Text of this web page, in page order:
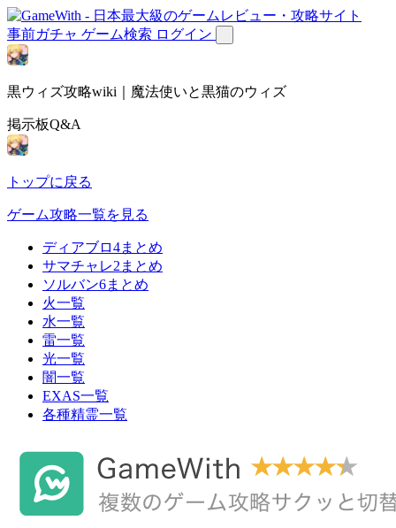
事前ガチャ ゲーム検索 ログイン
黒ウィズ攻略wiki｜魔法使いと黒猫のウィズ
掲示板Q&A
トップに戻る
ゲーム攻略一覧を見る
ディアブロ4まとめ
サマチャレ2まとめ
ソルバン6まとめ
火一覧
水一覧
雷一覧
光一覧
闇一覧
EXAS一覧
各種精霊一覧